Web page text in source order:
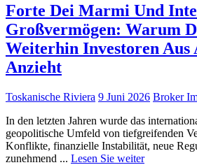
Forte Dei Marmi Und
Großvermögen: Warum
Weiterhin Investoren
Anzieht
Toskanische Riviera 9 Juni 2026 Broker
In den letzten Jahren wurde das
geopolitische Umfeld von tiefgreifenden
Konflikte, finanzielle Instabilität, neue
zunehmend ... Lesen Sie weiter